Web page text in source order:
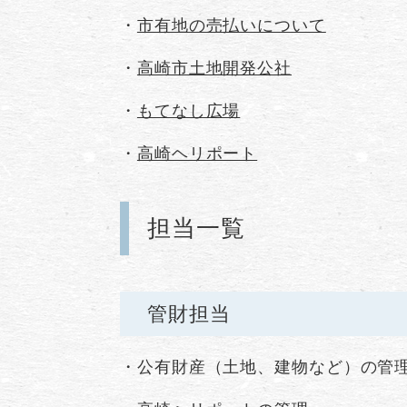
・ 市有地の売払いについて
・ 高崎市土地開発公社
・ もてなし広場
・ 高崎ヘリポート
担当一覧
管財担当
・公有財産（土地、建物など）の管